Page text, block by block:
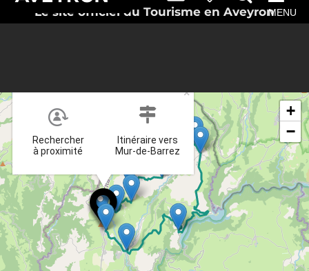
Le site officiel du Tourisme en AveyronMENU
Rechercher
à proximité
Itinéraire vers
Mur-de-Barrez
×
+
−